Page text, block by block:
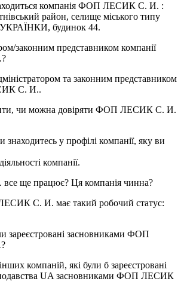
компанія ФОП ЛЕСИК С. И. :
район, селище міського типу
будинок 44.
законним представником компанії
?
та законним представником
С. И..
чи можна довіряти ФОП ЛЕСИК С. И.
знаходитесь у профілі компанії, яку ви
компанії.
все ще працює? Ця компанія чинна?
С. И. має такий робочий статус:
зареєстровані засновниками ФОП
компаній, які були б зареєстровані
UA засновниками ФОП ЛЕСИК